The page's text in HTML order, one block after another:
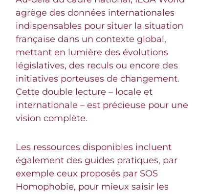
agrège des données internationales
indispensables pour situer la situation
française dans un contexte global,
mettant en lumière des évolutions
législatives, des reculs ou encore des
initiatives porteuses de changement.
Cette double lecture – locale et
internationale – est précieuse pour une
vision complète.
Les ressources disponibles incluent
également des guides pratiques, par
exemple ceux proposés par SOS
Homophobie, pour mieux saisir les